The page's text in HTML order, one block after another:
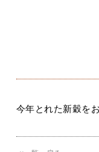
今年とれた新穀を